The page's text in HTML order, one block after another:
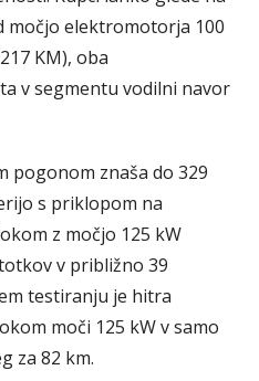
močjo elektromotorja 100
KM), oba
v segmentu vodilni navor
pogonom znaša do 329
s priklopom na
z močjo 125 kW
v približno 39
testiranju je hitra
moči 125 kW v samo
za 82 km.